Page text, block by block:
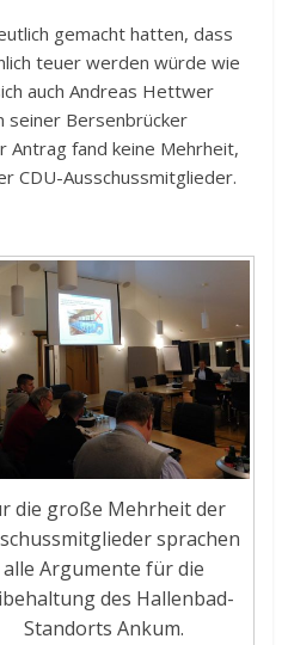
gemacht hatten, dass
teuer werden würde wie
auch Andreas Hettwer
seiner Bersenbrücker
Antrag fand keine Mehrheit,
CDU-Ausschussmitglieder.
die große Mehrheit der
sprachen
alle Argumente für die
des Hallenbad-
Standorts Ankum.